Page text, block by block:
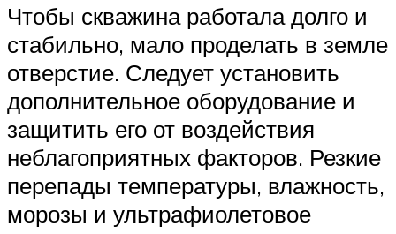
Чтобы скважина работала долго и
стабильно, мало проделать в земле
отверстие. Следует установить
дополнительное оборудование и
защитить его от воздействия
неблагоприятных факторов. Резкие
перепады температуры, влажность,
морозы и ультрафиолетовое